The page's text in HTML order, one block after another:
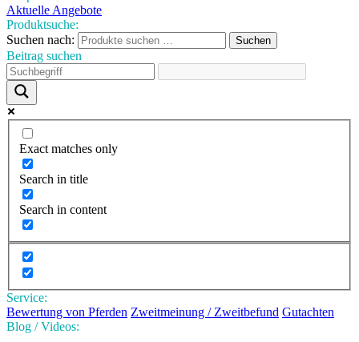
Aktuelle Angebote
Produktsuche:
Suchen nach:
Suchen
Beitrag suchen
Exact matches only
Search in title
Search in content
Service:
Bewertung von Pferden Zweitmeinung / Zweitbefund Gutachten
Blog / Videos: